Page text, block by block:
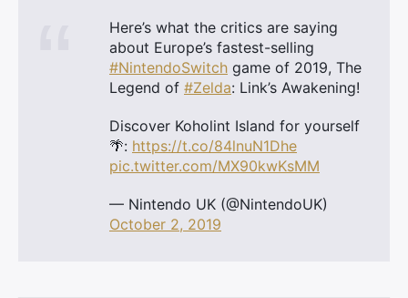
Here’s what the critics are saying
about Europe’s fastest-selling
#NintendoSwitch game of 2019, The
Legend of #Zelda: Link’s Awakening!
Discover Koholint Island for yourself
🌴: https://t.co/84lnuN1Dhe
pic.twitter.com/MX90kwKsMM
— Nintendo UK (@NintendoUK)
October 2, 2019